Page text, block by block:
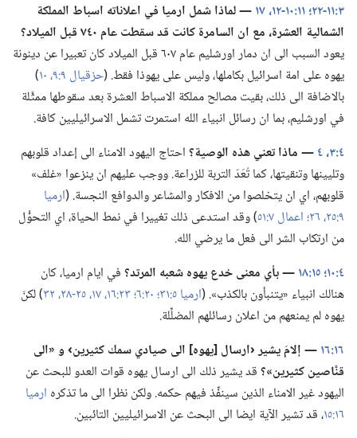
٣:‏١١-‏٢٢؛‏
١١:‏١٠-‏١٢،‏ ١٧‏—‏ لماذا شمل ارميا في اعلاناته اسباط المملكة
الشمالية العشرة،‏ مع ان السامرة كانت قد سقطت عام ٧٤٠ قبل الميلاد؟‏
يعود السبب الى ان دمار اورشليم عام ٦٠٧ قبل الميلاد كان تعبيرا عن دينونة
يهوه على امة اسرائيل بكاملها،‏ وليس على يهوذا فقط.‏ (‏حزقيال ٩:‏٩،‏ ١٠
‏)‏
بالاضافة الى ذلك،‏ بقيت مصالح مملكة الاسباط العشرة بعد سقوطها ممثَّلة
في اورشليم،‏ بما ان رسائل انبياء الله استمرت تشمل الاسرائيليين كافة.‏
٤:‏٣،‏ ٤
‏—‏ ماذا تعني هذه الوصية؟‏احتاج اليهود الامناء الى إعداد قلوبهم
وتليينها وتنقيتها،‏ كما تُعَدّ التربة للزراعة.‏ ووجب عليهم ان ينزعوا «غلف»
قلوبهم،‏ اي ان يتخلصوا من الافكار والمشاعر والدوافع النجسة.‏ (‏ارميا
٩:‏٢٥،‏ ٢٦؛‏
اعمال ٧:‏٥١
‏)‏ وقد استدعى ذلك تغييرا في نمط الحياة،‏ اي التحوُّل
من ارتكاب الشر الى فعل ما يرضي الله.‏
٤:‏١٠؛‏
١٥:‏١٨ ‏—‏ بأي معنى خدع يهوه شعبه المرتد؟‏في ايام ارميا،‏ كان
هنالك انبياء «يتنبأون بالكذب».‏ (‏ارميا ٥:‏٣١؛‏
‏)‏ لكنّ
يهوه لم يمنعهم من اعلان رسائلهم المضلِّلة.‏
١٦:‏١٦
‏—‏ إلامَ يشير ‹ارسال [يهوه] الى صيادي سمك كثيرين› و «الى
قنَّاصين كثيرين»؟‏قد يشير ذلك الى ارسال يهوه قوات العدو للبحث عن
اليهود غير الامناء الذين سينفِّذ فيهم حكمه.‏ ولكن نظرا الى ما تذكره ارميا
١٦:‏١٥ ‏،‏ قد تشير الآية ايضا الى البحث عن الاسرائيليين التائبين.‏